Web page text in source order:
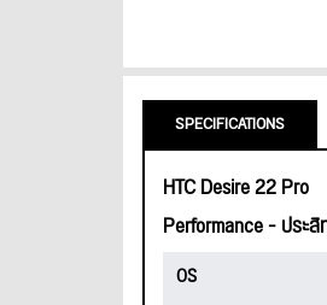
SPECIFICATIONS
HTC Desire 22 Pro
Performance - ประ
OS